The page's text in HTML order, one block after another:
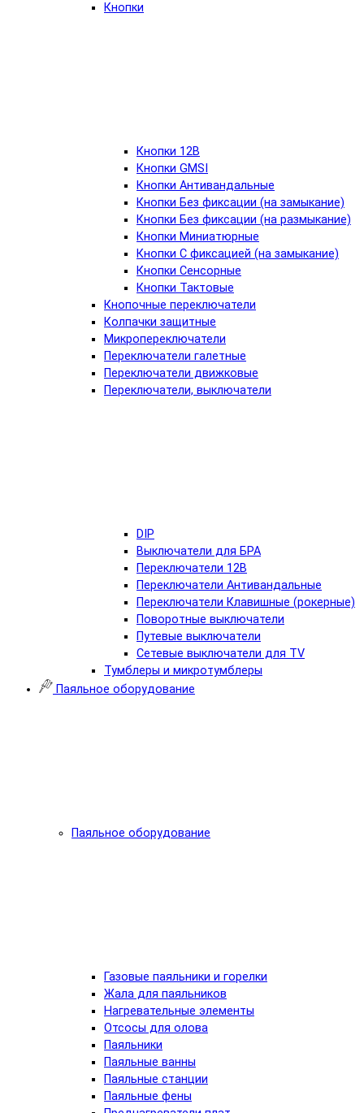
Кнопки
Кнопки 12В
Кнопки GMSI
Кнопки Антивандальные
Кнопки Без фиксации (на замыкание)
Кнопки Без фиксации (на размыкание)
Кнопки Миниатюрные
Кнопки С фиксацией (на замыкание)
Кнопки Сенсорные
Кнопки Тактовые
Кнопочные переключатели
Колпачки защитные
Микропереключатели
Переключатели галетные
Переключатели движковые
Переключатели, выключатели
DIP
Выключатели для БРА
Переключатели 12В
Переключатели Антивандальные
Переключатели Клавишные (рокерные)
Поворотные выключатели
Путевые выключатели
Сетевые выключатели для TV
Тумблеры и микротумблеры
Паяльное оборудование
Паяльное оборудование
Газовые паяльники и горелки
Жала для паяльников
Нагревательные элементы
Отсосы для олова
Паяльники
Паяльные ванны
Паяльные станции
Паяльные фены